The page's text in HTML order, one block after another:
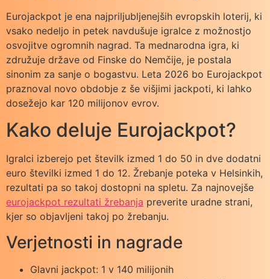
Eurojackpot je ena najpriljubljenejših evropskih loterij, ki
vsako nedeljo in petek navdušuje igralce z možnostjo
osvojitve ogromnih nagrad. Ta mednarodna igra, ki
združuje države od Finske do Nemčije, je postala
sinonim za sanje o bogastvu. Leta 2026 bo Eurojackpot
praznoval novo obdobje z še višjimi jackpoti, ki lahko
dosežejo kar 120 milijonov evrov.
Kako deluje Eurojackpot?
Igralci izberejo pet številk izmed 1 do 50 in dve dodatni
euro številki izmed 1 do 12. Žrebanje poteka v Helsinkih,
rezultati pa so takoj dostopni na spletu. Za najnovejše
eurojackpot rezultati žrebanja preverite uradne strani,
kjer so objavljeni takoj po žrebanju.
Verjetnosti in nagrade
Glavni jackpot: 1 v 140 milijonih